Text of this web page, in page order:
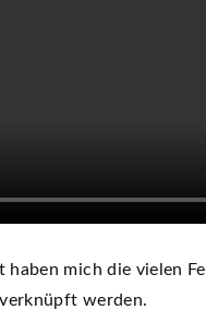
haben mich die vielen
werden.